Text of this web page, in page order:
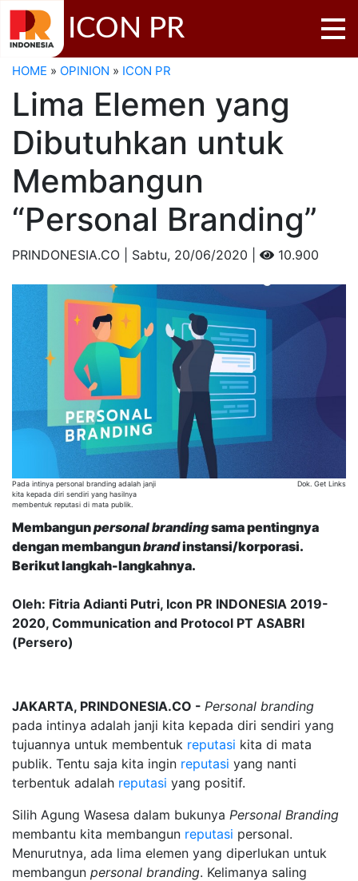
ICON PR
HOME » OPINION » ICON PR
Lima Elemen yang
Dibutuhkan untuk
Membangun
“Personal Branding”
PRINDONESIA.CO | Sabtu, 20/06/2020 | 10.900
Pada intinya personal branding adalah janji
kita kepada diri sendiri yang hasilnya
membentuk reputasi di mata publik.
Dok. Get Links
Membangunpersonal brandingsama pentingnya
dengan membangunbrandinstansi/korporasi.
Berikut langkah-langkahnya.
Oleh: Fitria Adianti Putri, Icon PR INDONESIA 2019-
2020, Communication and Protocol PT ASABRI
(Persero)
JAKARTA, PRINDONESIA.CO - Personal branding
pada intinya adalah janji kita kepada diri sendiri yang
tujuannya untuk membentuk reputasi kita di mata
publik. Tentu saja kita ingin reputasi yang nanti
terbentuk adalah reputasi yang positif.
Silih Agung Wasesa dalam bukunya Personal Branding
membantu kita membangun reputasi personal.
Menurutnya, ada lima elemen yang diperlukan untuk
membangun personal branding. Kelimanya saling